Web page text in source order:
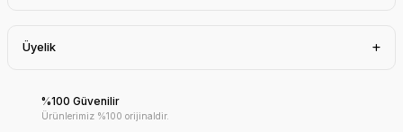
Üyelik
%100 Güvenilir
Ürünlerimiz %100 orijinaldir.